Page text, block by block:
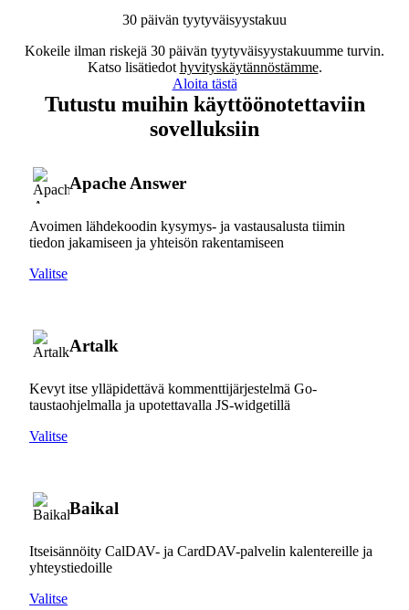
30 päivän tyytyväisyystakuu
Kokeile ilman riskejä 30 päivän tyytyväisyystakuumme turvin.
Katso lisätiedot hyvityskäytännöstämme.
Aloita tästä
Tutustu muihin käyttöönotettaviin
sovelluksiin
Apache Answer
Avoimen lähdekoodin kysymys- ja vastausalusta tiimin
tiedon jakamiseen ja yhteisön rakentamiseen
Valitse
Artalk
Kevyt itse ylläpidettävä kommenttijärjestelmä Go-
taustaohjelmalla ja upotettavalla JS-widgetillä
Valitse
Baikal
Itseisännöity CalDAV- ja CardDAV-palvelin kalentereille ja
yhteystiedoille
Valitse